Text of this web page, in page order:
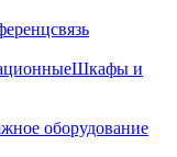
Шкафы и
оборудование